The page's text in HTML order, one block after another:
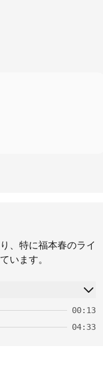
、特に福本春のライ
います。
00:13
04:33